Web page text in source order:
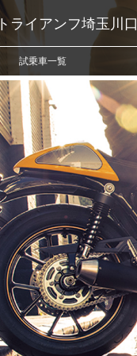
トライアンフ埼玉川口
試乗車一覧